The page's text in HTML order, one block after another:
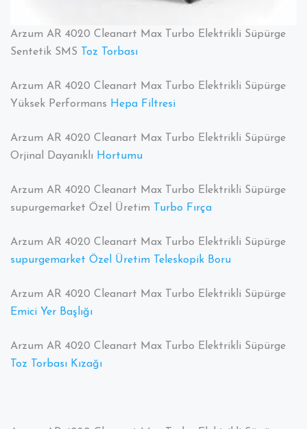
Arzum AR 4020 Cleanart Max Turbo Elektrikli Süpürge
Sentetik SMS
Toz Torbası
Arzum AR 4020 Cleanart Max Turbo Elektrikli Süpürge
Yüksek Performans Hepa Filtresi
Arzum AR 4020 Cleanart Max Turbo Elektrikli Süpürge
Orjinal Dayanıklı Hortumu
Arzum AR 4020 Cleanart Max Turbo Elektrikli Süpürge
supurgemarket Özel Üretim
Turbo Fırça
Arzum AR 4020 Cleanart Max Turbo Elektrikli Süpürge
supurgemarket Özel Üretim Teleskopik Boru
Arzum AR 4020 Cleanart Max Turbo Elektrikli Süpürge
Emici Yer Başlığı
Arzum AR 4020 Cleanart Max Turbo Elektrikli Süpürge
Toz Torbası Kızağı